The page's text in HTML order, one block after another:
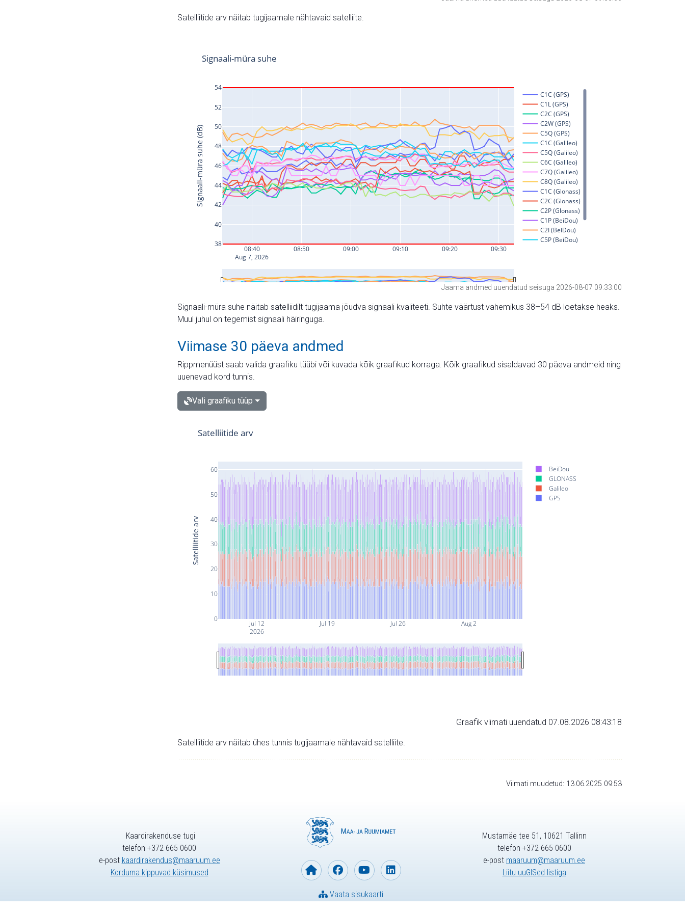
Satelliitide arv näitab tugijaamale nähtavaid satelliite.
Jaama andmed uuendatud seisuga 2026-08-07 09:33:00
Signaali-müra suhe näitab satelliidilt tugijaama jõudva signaali kvaliteeti. Suhte väärtust vahemikus 38–54 dB loetakse heaks.
Muul juhul on tegemist signaali häiringuga.
Viimase 30 päeva andmed
Rippmenüüst saab valida graafiku tüübi või kuvada kõik graafikud korraga. Kõik graafikud sisaldavad 30 päeva andmeid ning
uuenevad kord tunnis.
Vali graafiku tüüp
Jul 12
2026
Jul 19 Jul 26 Aug 2
0
10
20
30
40
50
60
BeiDou
GLONASS
Galileo
GPS
Satelliitide arv
Satelliitide arv
Graafik viimati uuendatud 07.08.2026 08:43:18
Satelliitide arv näitab ühes tunnis tugijaamale nähtavaid satelliite.
Viimati muudetud: 13.06.2025 09:53
Kaardirakenduse tugi
telefon +372 665 0600
e-post kaardirakendus@maaruum.ee
Korduma kippuvad küsimused
Vaata sisukaarti
Mustamäe tee 51, 10621 Tallinn
telefon +372 665 0600
e-post maaruum@maaruum.ee
Liitu uuGISed listiga